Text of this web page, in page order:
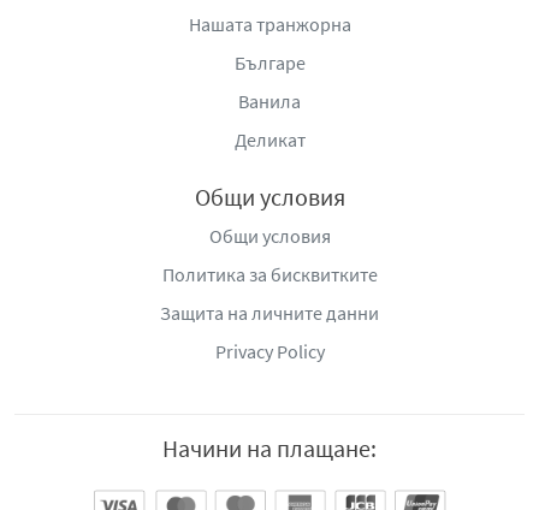
Нашата транжорна
Българе
Ванила
Деликат
Общи условия
Общи условия
Политика за бисквитките
Защита на личните данни
Privacy Policy
Начини на плащане: